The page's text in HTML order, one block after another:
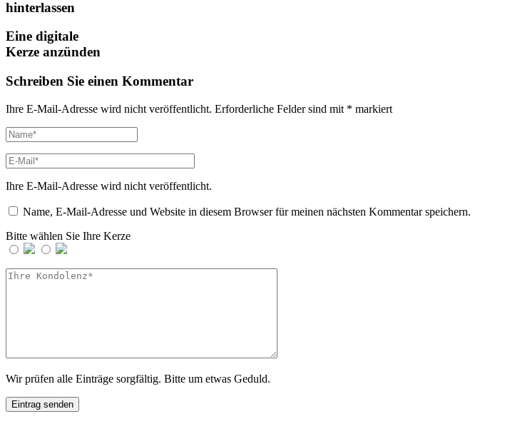
hinterlassen
Eine digitale
Kerze anzünden
Schreiben Sie einen Kommentar
Ihre E-Mail-Adresse wird nicht veröffentlicht. Erforderliche Felder sind mit * markiert
Ihre E-Mail-Adresse wird nicht veröffentlicht.
Name, E-Mail-Adresse und Website in diesem Browser für meinen nächsten Kommentar speichern.
Bitte wählen Sie Ihre Kerze
Wir prüfen alle Einträge sorgfältig. Bitte um etwas Geduld.